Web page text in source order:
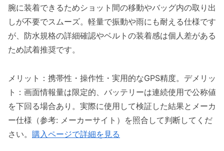
腕に装着できるためショット間の移動やバッグ内の取り出
しが不要でスムーズ。軽量で振動や雨にも耐える仕様です
が、防水規格の詳細確認やベルトの装着感は個人差がある
ため試着推奨です。
メリット：携帯性・操作性・実用的なGPS精度。デメリッ
ト：画面情報量は限定的、バッテリーは連続使用で公称値
を下回る場合あり。実際に使用して検証した結果とメーカ
ー仕様（参考: メーカーサイト）を照合して判断してくだ
さい。 購入ページで詳細を見る